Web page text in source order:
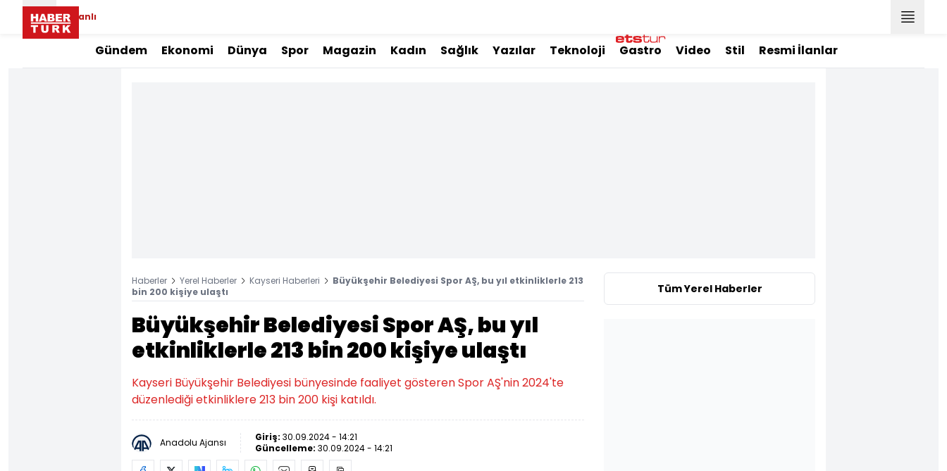
Canlı
Gündem Ekonomi Dünya Spor Magazin Kadın Sağlık Yazılar Teknoloji Gastro Video Stil Resmi İlanlar
Haberler Yerel Haberler Kayseri Haberleri
Büyükşehir Belediyesi Spor AŞ, bu yıl etkinliklerle 213
bin 200 kişiye ulaştı
Büyükşehir Belediyesi Spor AŞ, bu yıl
etkinliklerle 213 bin 200 kişiye ulaştı
Kayseri Büyükşehir Belediyesi bünyesinde faaliyet gösteren Spor AŞ'nin 2024'te
düzenlediği etkinliklere 213 bin 200 kişi katıldı.
Anadolu Ajansı Giriş: 30.09.2024 - 14:21
Güncelleme: 30.09.2024 - 14:21
Tüm Yerel Haberler